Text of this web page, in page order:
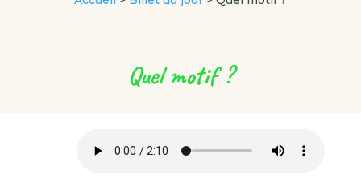
Quel motif ?